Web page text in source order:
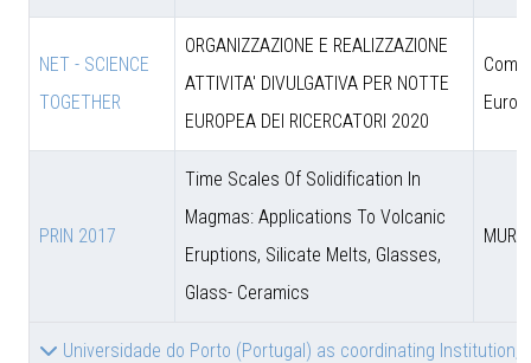
NET - SCIENCE
TOGETHER
ORGANIZZAZIONE E REALIZZAZIONE
ATTIVITA' DIVULGATIVA PER NOTTE
EUROPEA DEI RICERCATORI 2020
PRIN 2017
Time Scales Of Solidification In
Magmas: Applications To Volcanic
Eruptions, Silicate Melts, Glasses,
Glass- Ceramics
MUR
Universidade do Porto (Portugal) as coordinating Institution,